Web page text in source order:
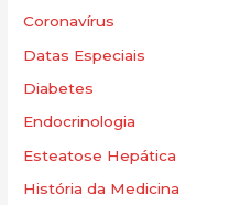
Coronavírus
Datas Especiais
Diabetes
Endocrinologia
Esteatose Hepática
História da Medicina